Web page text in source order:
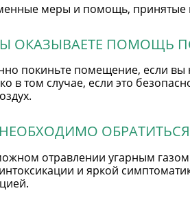
меры и помощь, принятые
ОКАЗЫВАЕТЕ ПОМОЩЬ
покиньте помещение, если вы
в том случае, если это
отравлении угарным
и яркой